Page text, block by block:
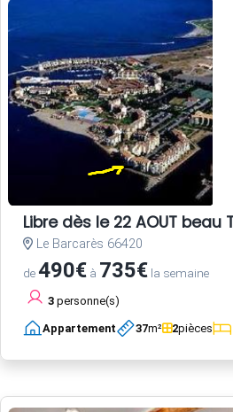
Libre dès le 22 AOUT
Le Barcarès 66420
de490€ à 735€ la semaine
3 personne(s)
Appartement 37m² 2pièces